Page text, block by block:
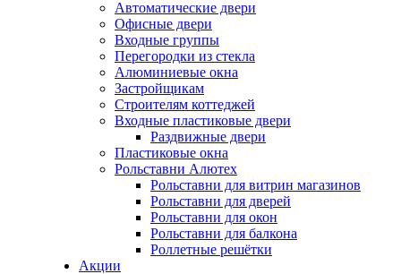
Автоматические двери
Офисные двери
Входные группы
Перегородки из стекла
Алюминиевые окна
Застройщикам
Строителям коттеджей
Входные пластиковые двери
Раздвижные двери
Пластиковые окна
Рольставни Алютех
Рольставни для витрин магазинов
Рольставни для дверей
Рольставни для окон
Рольставни для балкона
Роллетные решётки
Акции